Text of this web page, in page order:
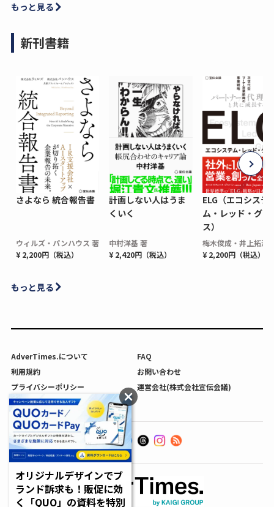
もっと見る
新刊書籍
さよなら 統合報告書
ウィルズ・パンハウス 著
¥ 2,200円（税込）
計画しない人はうま
くいく
中村洋基 著
¥ 2,420円（税込）
ELG（エコシステ
ム・レッド・グロ
ス）
梅木俊成・井上拓海
¥ 2,200円（税込）
もっと見る
AdverTimes.について
FAQ
利用規約
お問い合わせ
プライバシーポリシー
運営会社(株式会社宣伝会議)
利用者情報の外部送信について
オリジナルデザインでブ
ランド訴求も！販促に効
く「QUO」の資料を特別